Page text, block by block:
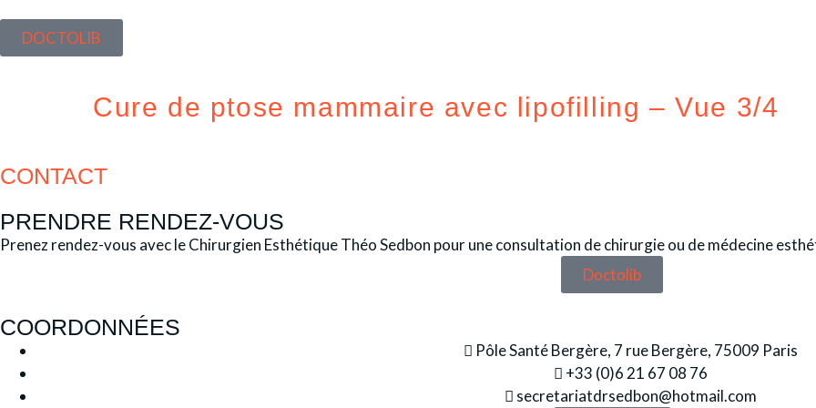
DOCTOLIB
Cure de ptose mammaire avec lipofilling – Vue 3/4
CONTACT
PRENDRE RENDEZ-VOUS
Prenez rendez-vous avec le Chirurgien Esthétique Théo Sedbon pour une consultation de chirurgie ou de médecine
Doctolib
COORDONNÉES
Pôle Santé Bergère, 7 rue Bergère, 75009 Paris
+33 (0)6 21 67 08 76
secretariatdrsedbon@hotmail.com